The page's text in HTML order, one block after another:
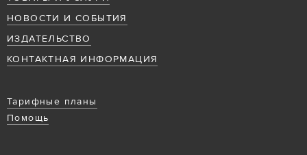
НОВОСТИ И СОБЫТИЯ
ИЗДАТЕЛЬСТВО
КОНТАКТНАЯ ИНФОРМАЦИЯ
Тарифные планы
Помощь